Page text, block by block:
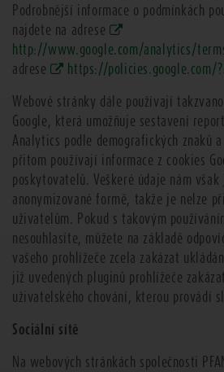
Podrobnější informace o podmínkách
najdete na adrese
http://www.google.com/analytics/
adrese
https://policies.google.com/
Webové stránky dále používají
Google, která umožňuje sestavení
Analytics podle demografických znaků
přitom používají informace z cookies
poskytovatelů. Veškeré údaje nám
anonymizované formě, takže je nelze
uživatelům. Pokud s takovým
nesouhlasíte, můžete na základě
vašeho prohlížeče zcela zakázat
již uvedených pluginů prohlížeče
uživatelského chování, kterou provádí
Sociální sítě
Na webových stránkách společnosti